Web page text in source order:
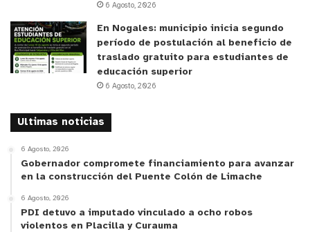
6 Agosto, 2026
En Nogales: municipio inicia segundo
período de postulación al beneficio de
traslado gratuito para estudiantes de
educación superior
6 Agosto, 2026
Ultimas noticias
6 Agosto, 2026
Gobernador compromete financiamiento para avanzar
en la construcción del Puente Colón de Limache
6 Agosto, 2026
PDI detuvo a imputado vinculado a ocho robos
violentos en Placilla y Curauma